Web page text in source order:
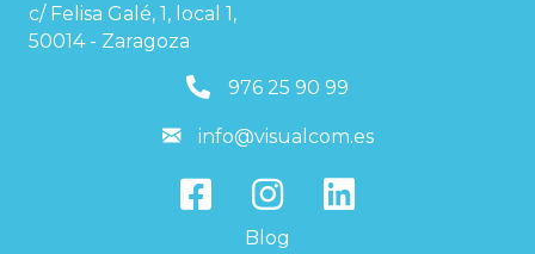
c/ Felisa Galé, 1, local 1,
50014 - Zaragoza
976259099
976 25 90 99
info@visualcom.es
info@visualcom.es
Blog